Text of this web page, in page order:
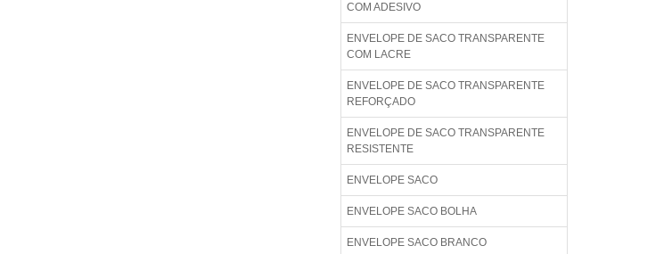
COM ADESIVO
ENVELOPE DE SACO TRANSPARENTE
COM LACRE
ENVELOPE DE SACO TRANSPARENTE
REFORÇADO
ENVELOPE DE SACO TRANSPARENTE
RESISTENTE
ENVELOPE SACO
ENVELOPE SACO BOLHA
ENVELOPE SACO BRANCO